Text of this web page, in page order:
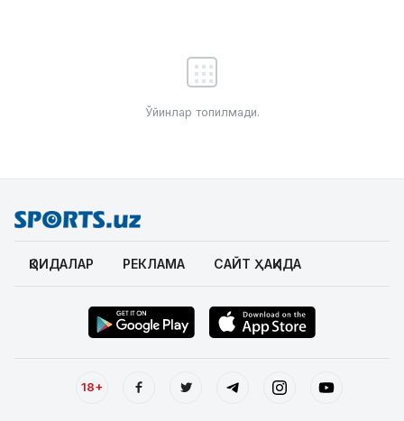
Ўйинлар топилмади.
ҚОИДАЛАР РЕКЛАМА САЙТ ҲАҚИДА
18+